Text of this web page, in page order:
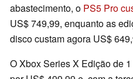
abastecimento, o PS5 Pro
US$ 749,99, enquanto as
disco custam agora US$
O Xbox Series X Edição de